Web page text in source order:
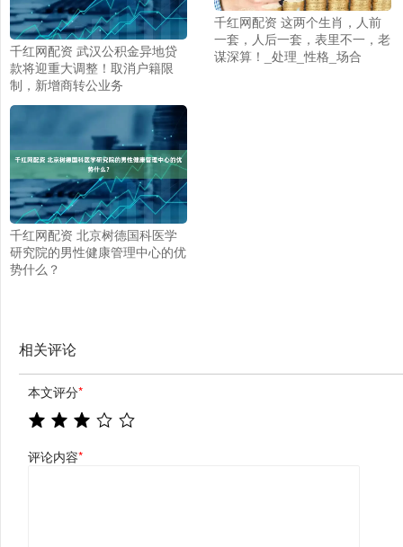
千红网配资 武汉公积金异地贷
款将迎重大调整！取消户籍限
制，新增商转公业务
千红网配资 这两个生肖，人前
一套，人后一套，表里不一，老
谋深算！_处理_性格_场合
千红网配资 北京树德国科医学
研究院的男性健康管理中心的优
势什么？
相关评论
本文评分*
评论内容*